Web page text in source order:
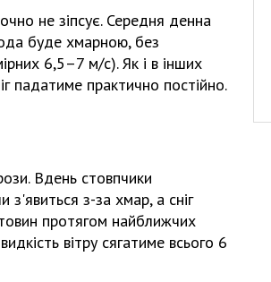
не зіпсує. Середня денна
буде хмарною, без
6,5–7 м/с). Як і в інших
падатиме практично постійно.
Вдень стовпчики
з-за хмар, а сніг
протягом найближчих
вітру сягатиме всього 6